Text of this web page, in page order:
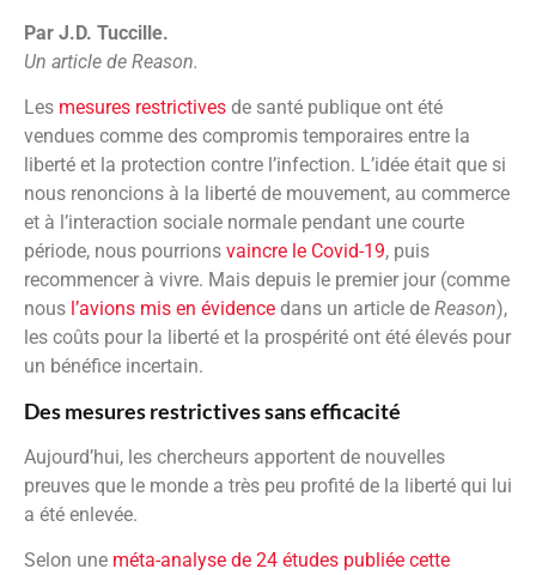
Par J.D. Tuccille.
Un article de Reason.
Les mesures restrictives de santé publique ont été
vendues comme des compromis temporaires entre la
liberté et la protection contre l’infection. L’idée était que si
nous renoncions à la liberté de mouvement, au commerce
et à l’interaction sociale normale pendant une courte
période, nous pourrions vaincre le Covid-19, puis
recommencer à vivre. Mais depuis le premier jour (comme
nous l’avions mis en évidence dans un article de Reason),
les coûts pour la liberté et la prospérité ont été élevés pour
un bénéfice incertain.
Des mesures restrictives sans efficacité
Aujourd’hui, les chercheurs apportent de nouvelles
preuves que le monde a très peu profité de la liberté qui lui
a été enlevée.
Selon une méta-analyse de 24 études publiée cette